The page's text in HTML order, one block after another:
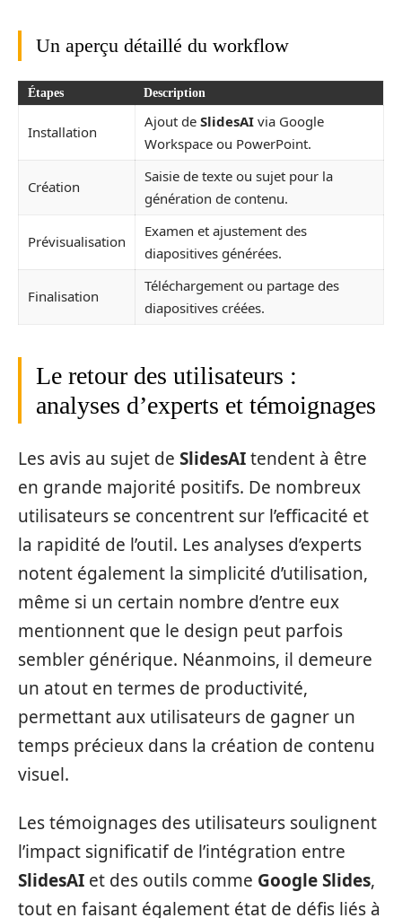
Un aperçu détaillé du workflow
Étapes Description
Installation
Ajout de SlidesAI via Google
Workspace ou PowerPoint.
Création
Saisie de texte ou sujet pour la
génération de contenu.
Prévisualisation
Examen et ajustement des
diapositives générées.
Finalisation
Téléchargement ou partage des
diapositives créées.
Le retour des utilisateurs :
analyses d’experts et témoignages
Les avis au sujet de SlidesAItendent à être
en grande majorité positifs. De nombreux
utilisateurs se concentrent sur l’efficacité et
la rapidité de l’outil. Les analyses d’experts
notent également la simplicité d’utilisation,
même si un certain nombre d’entre eux
mentionnent que le design peut parfois
sembler générique. Néanmoins, il demeure
un atout en termes de productivité,
permettant aux utilisateurs de gagner un
temps précieux dans la création de contenu
visuel.
Les témoignages des utilisateurs soulignent
l’impact significatif de l’intégration entre
SlidesAI et des outils comme Google Slides,
tout en faisant également état de défis liés à